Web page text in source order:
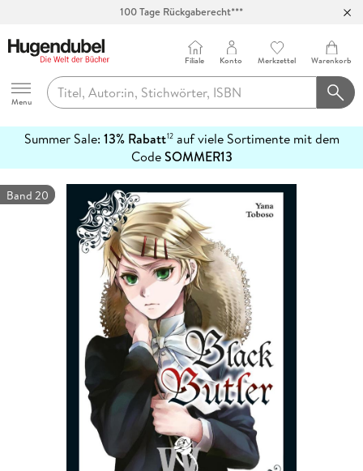
100 Tage Rückgaberecht***
Hugendubel
Menu
Filiale Konto Merkzettel Warenkorb
Summer Sale: 13% Rabatt12auf viele Sortimente mit dem
CodeSOMMER13
erfahren
Band 20